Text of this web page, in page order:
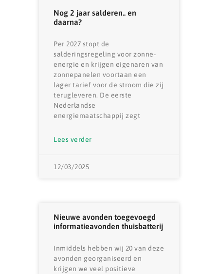
Nog 2 jaar salderen.. en
daarna?
Per 2027 stopt de
salderingsregeling voor zonne-
energie en krijgen eigenaren van
zonnepanelen voortaan een
lager tarief voor de stroom die zij
terugleveren. De eerste
Nederlandse
energiemaatschappij zegt
Lees verder
12/03/2025
Nieuwe avonden toegevoegd
informatieavonden thuisbatterij
Inmiddels hebben wij 20 van deze
avonden georganiseerd en
krijgen we veel positieve